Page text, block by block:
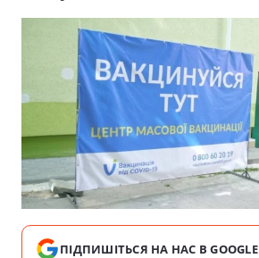
ПІДПИШІТЬСЯ НА НАС В GOOGLE